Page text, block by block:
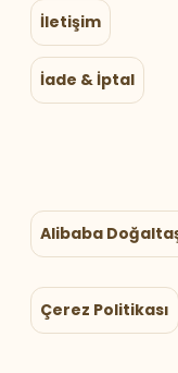
İletişim
İade & İptal
Alibaba
Çerez Politikası